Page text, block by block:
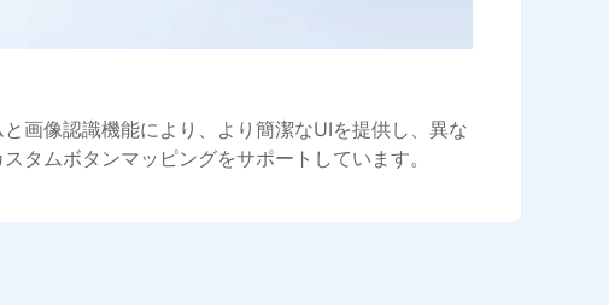
画像認識機能により、より簡潔なUIを提供し、異な
タムボタンマッピングをサポートしています。